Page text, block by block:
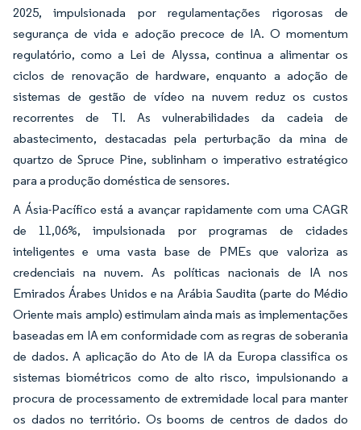
2025, impulsionada por regulamentações rigorosas de
segurança de vida e adoção precoce de IA. O momentum
regulatório, como a Lei de Alyssa, continua a alimentar os
ciclos de renovação de hardware, enquanto a adoção de
sistemas de gestão de vídeo na nuvem reduz os custos
recorrentes de TI. As vulnerabilidades da cadeia de
abastecimento, destacadas pela perturbação da mina de
quartzo de Spruce Pine, sublinham o imperativo estratégico
para a produção doméstica de sensores.
A Ásia-Pacífico está a avançar rapidamente com uma CAGR
de 11,06%, impulsionada por programas de cidades
inteligentes e uma vasta base de PMEs que valoriza as
credenciais na nuvem. As políticas nacionais de IA nos
Emirados Árabes Unidos e na Arábia Saudita (parte do Médio
Oriente mais amplo) estimulam ainda mais as implementações
baseadas em IA em conformidade com as regras de soberania
de dados. A aplicação do Ato de IA da Europa classifica os
sistemas biométricos como de alto risco, impulsionando a
procura de processamento de extremidade local para manter
os dados no território. Os booms de centros de dados do